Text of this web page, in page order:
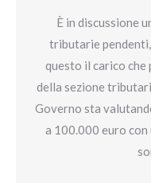
È in discussione
tributarie
questo il carico
della sezione
Governo sta
a 100.000 euro con